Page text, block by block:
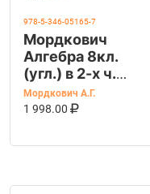
978-5-346-05165-7
Мордкович
Алгебра 8кл.
(угл.) в 2-х ч.
ФГОС
(Мнемозина)
Мордкович А.Г.
1 998.00
В КОРЗИНУ